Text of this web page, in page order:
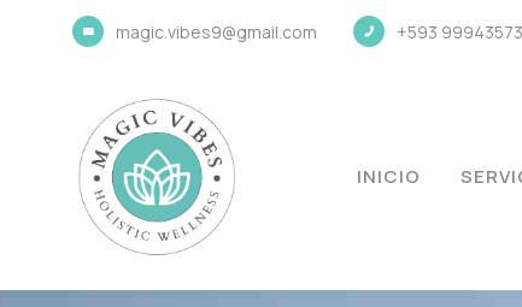
magic.vibes9@gmail.com +593
INICIO